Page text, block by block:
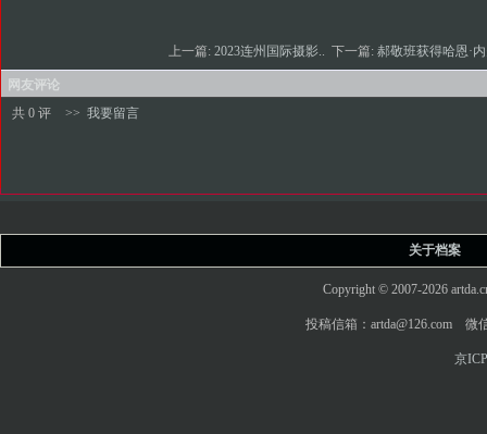
上一篇:2023连州国际摄影.. 下一篇:郝敬班获得哈恩·
网友评论
共 0 评
>> 我要留言
关于档案
Copyright © 2007-2026
投稿信箱：artda@126.com 微
京